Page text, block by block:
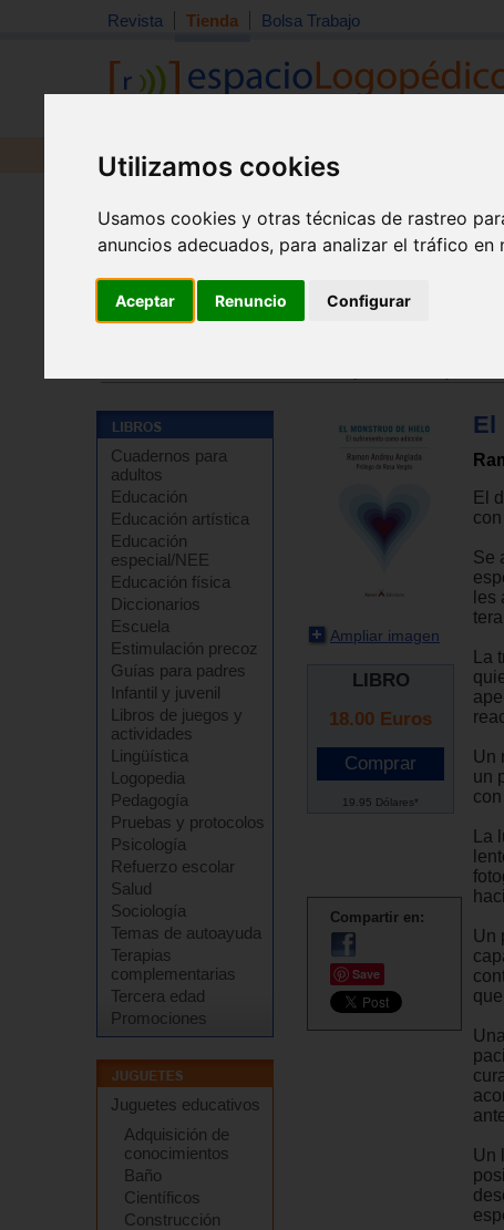
Utilizamos cookies
Usamos cookies y otras técnicas de rastreo
anuncios adecuados, para analizar el tráfico
Aceptar Renuncio Configurar
Revista Tienda Bolsa Trabajo
Revista Libros Material
Cuadernos para
adultos
Educación
Educación artística
Educación
especial/NEE
Educación física
Diccionarios
Escuela
Estimulación precoz
Guías para padres
Infantil y juvenil
Libros de juegos y
actividades
Lingüística
Logopedia
Pedagogía
Pruebas y protocolos
Psicología
Refuerzo escolar
Salud
Sociología
Temas de autoayuda
Terapias
complementarias
Tercera edad
Promociones
Juguetes educativos
Adquisición de
conocimientos
Baño
Científicos
Construcción
Ampliar imagen
LIBRO
18.00 Euros
19.95 Dólares*
Compartir en:
Save
El
El
Se
les
Un
un
Un
Un